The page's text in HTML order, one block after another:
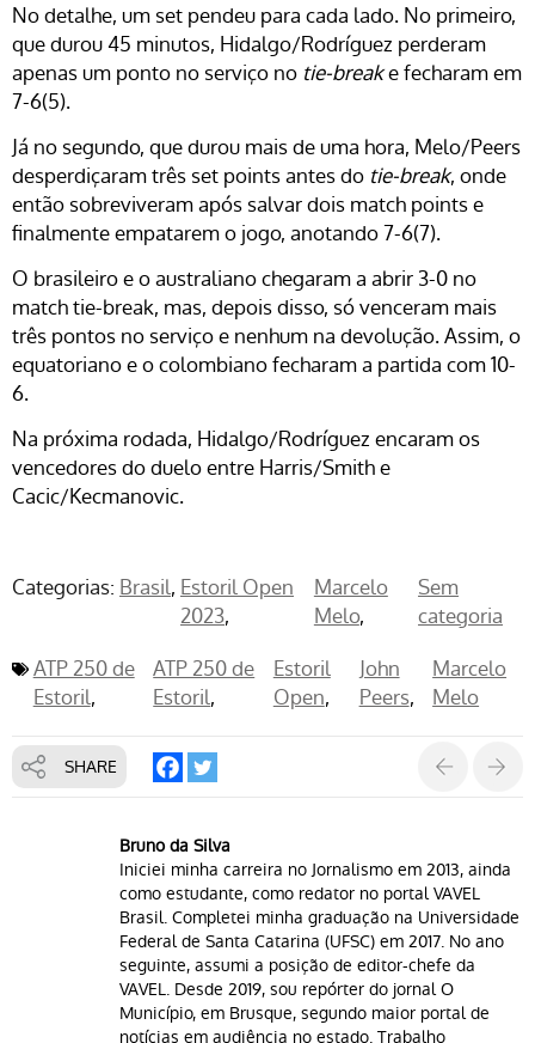
No detalhe, um set pendeu para cada lado. No primeiro,
que durou 45 minutos, Hidalgo/Rodríguez perderam
apenas um ponto no serviço no tie-breake fecharam em
7-6(5).
Já no segundo, que durou mais de uma hora, Melo/Peers
desperdiçaram três set points antes do tie-break, onde
então sobreviveram após salvar dois match points e
finalmente empatarem o jogo, anotando 7-6(7).
O brasileiro e o australiano chegaram a abrir 3-0 no
match tie-break, mas, depois disso, só venceram mais
três pontos no serviço e nenhum na devolução. Assim, o
equatoriano e o colombiano fecharam a partida com 10-
6.
Na próxima rodada, Hidalgo/Rodríguez encaram os
vencedores do duelo entre Harris/Smith e
Cacic/Kecmanovic.
Categorias: Brasil Estoril Open
2023
Marcelo
Melo
Sem
categoria
ATP 250 de
Estoril
ATP 250 de
Estoril
Estoril
Open
John
Peers
Marcelo
Melo
SHARE
Bruno da Silva
Iniciei minha carreira no Jornalismo em 2013, ainda
como estudante, como redator no portal VAVEL
Brasil. Completei minha graduação na Universidade
Federal de Santa Catarina (UFSC) em 2017. No ano
seguinte, assumi a posição de editor-chefe da
VAVEL. Desde 2019, sou repórter do jornal O
Município, em Brusque, segundo maior portal de
notícias em audiência no estado. Trabalho